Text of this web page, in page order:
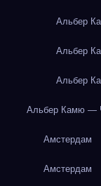
Альбер
Альбер
Альбер
Альбер Камю —
Амстердам
Амстердам